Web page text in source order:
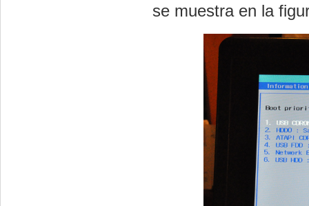
se muestra en la